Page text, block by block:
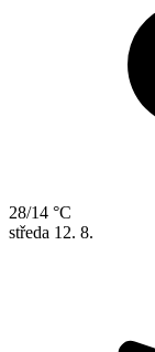
28/14 °C
středa 12. 8.